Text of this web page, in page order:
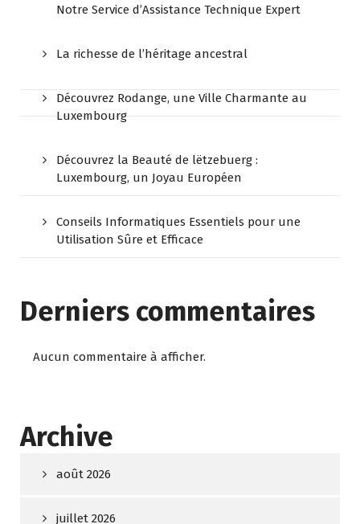
Notre Service d’Assistance Technique Expert
La richesse de l’héritage ancestral
Découvrez Rodange, une Ville Charmante au
Luxembourg
Découvrez la Beauté de lëtzebuerg :
Luxembourg, un Joyau Européen
Conseils Informatiques Essentiels pour une
Utilisation Sûre et Efficace
Derniers commentaires
Aucun commentaire à afficher.
Archive
août 2026
juillet 2026